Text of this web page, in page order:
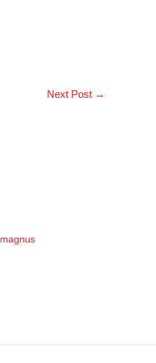
Next Post →
magnus